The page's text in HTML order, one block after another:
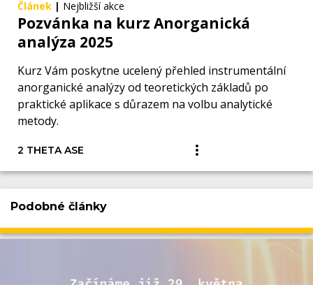
Článek | Nejbližší akce
Pozvánka na kurz Anorganická
analýza 2025
Kurz Vám poskytne ucelený přehled instrumentální
anorganické analýzy od teoretických základů po
praktické aplikace s důrazem na volbu analytické
metody.
2 THETA ASE
Podobné články